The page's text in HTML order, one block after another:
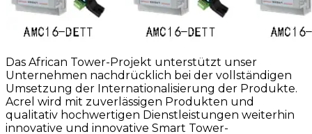
Das African Tower-Projekt unterstützt unser
Unternehmen nachdrücklich bei der vollständigen
Umsetzung der Internationalisierung der Produkte.
Acrel wird mit zuverlässigen Produkten und
qualitativ hochwertigen Dienstleistungen weiterhin
innovative und innovative Smart Tower-